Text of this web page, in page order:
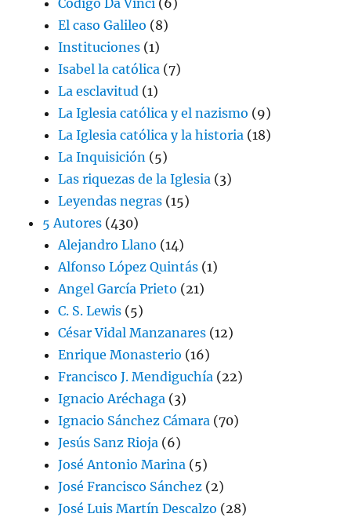
El caso Galileo (8)
Instituciones (1)
Isabel la católica (7)
La esclavitud (1)
La Iglesia católica y el nazismo (9)
La Iglesia católica y la historia (18)
La Inquisición (5)
Las riquezas de la Iglesia (3)
Leyendas negras (15)
5 Autores (430)
Alejandro Llano (14)
Alfonso López Quintás (1)
Angel García Prieto (21)
C. S. Lewis (5)
César Vidal Manzanares (12)
Enrique Monasterio (16)
Francisco J. Mendiguchía (22)
Ignacio Aréchaga (3)
Ignacio Sánchez Cámara (70)
Jesús Sanz Rioja (6)
José Antonio Marina (5)
José Francisco Sánchez (2)
José Luis Martín Descalzo (28)